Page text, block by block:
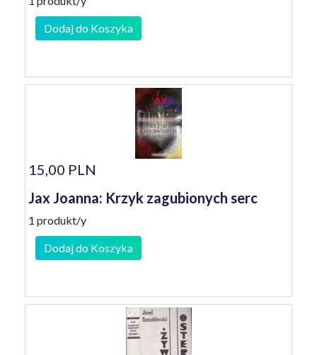
Dodaj do Koszyka
15,00 PLN
Jax Joanna: Krzyk zagubionych serc
1 produkt/y
Dodaj do Koszyka